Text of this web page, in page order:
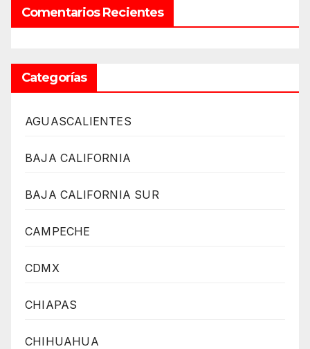
Comentarios Recientes
Categorías
AGUASCALIENTES
BAJA CALIFORNIA
BAJA CALIFORNIA SUR
CAMPECHE
CDMX
CHIAPAS
CHIHUAHUA